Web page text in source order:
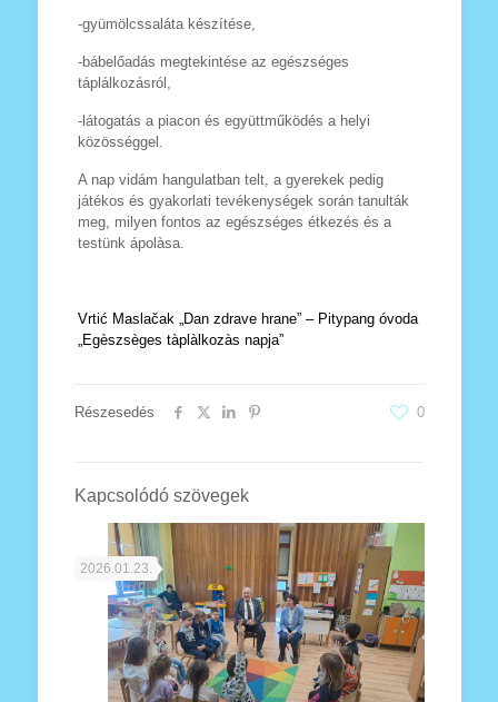
-gyümölcssaláta készítése,
-bábelőadás megtekintése az egészséges
táplálkozásról,
-látogatás a piacon és együttműködés a helyi
közösséggel.
A nap vidám hangulatban telt, a gyerekek pedig
játékos és gyakorlati tevékenységek során tanulták
meg, milyen fontos az egészséges étkezés és a
testünk ápolàsa.
Vrtić Maslačak „Dan zdrave hrane” – Pitypang óvoda
„Egèszsèges tàplàlkozàs napja”
Részesedés 0
Kapcsolódó szövegek
2026.01.23.